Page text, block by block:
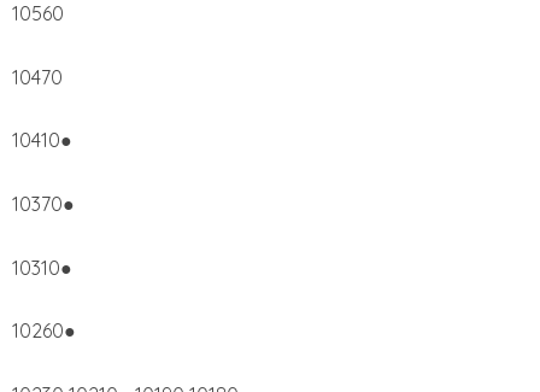
10560
10470
10410●
10370●
10310●
10260●